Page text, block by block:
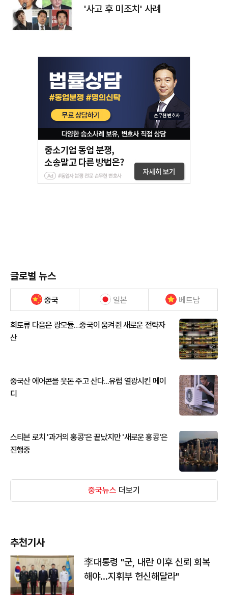
'사고 후 미조치' 사례
글로벌 뉴스
중국 일본 베트남
희토류 다음은 광모듈…중국이 움켜쥔 새로운 전략자
산
중국산 에어콘을 웃돈 주고 산다...유럽 열광시킨 메이
디
스티븐 로치 '과거의 홍콩'은 끝났지만 '새로운 홍콩'은
진행중
중국뉴스 더보기
추천기사
李대통령 "군, 내란 이후 신뢰 회복
해야…지휘부 헌신해달라"